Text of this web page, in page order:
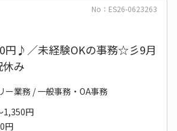
No：ES26-0623263
円♪／未経験OKの事務☆彡9月
み
ー業務 / 一般事務・OA事務
1,350円
円